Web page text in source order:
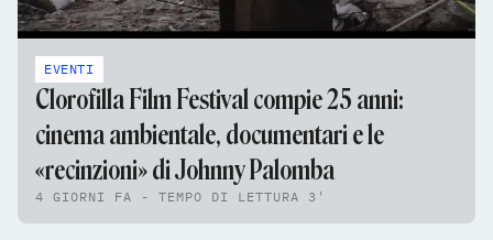
EVENTI
Clorofilla Film Festival compie 25 anni:
cinema ambientale, documentari e le
«recinzioni» di Johnny Palomba
4 GIORNI FA - TEMPO DI LETTURA 3'